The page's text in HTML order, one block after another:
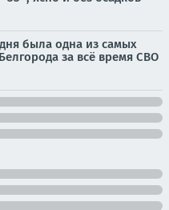
была одна из самых
за всё время СВО